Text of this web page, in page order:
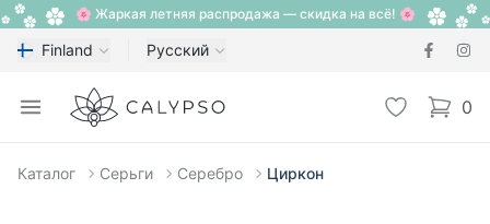
🌸 Жаркая летняя распродажа — скидка на всё! 🌸
Finland Русский
Open menu
Calypso Избранное
0
items
Каталог Серьги Серебро Циркон